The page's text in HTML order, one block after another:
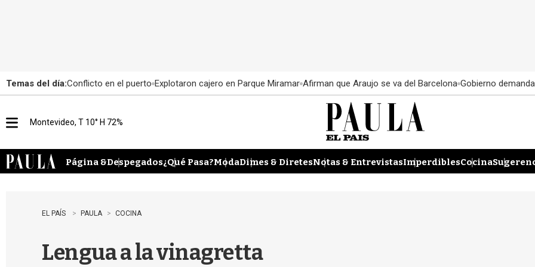
Temas del día:Conflicto en el puerto Explotaron cajero en Parque Miramar Afirman que Araujo se va del Barcelona Gobierno
u
Montevideo, T 10° H 72%
Página &Despegados¿Qué Pasa?ModaDimes & DiretesNotas & EntrevistasImperdiblesCocina
EL PAÍS PAULA COCINA
Lengua a la vinagretta